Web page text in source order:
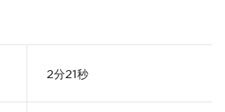
2分21秒